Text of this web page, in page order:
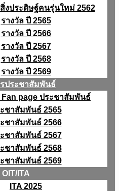
งประดิษฐ์คนรุ่นใหม่ 2562
รางวัล ปี 2565
รางวัล ปี 2566
รางวัล ปี 2567
รางวัล ปี 2568
รางวัล ปี 2569
ประชาสัมพันธ์
Fan page ประชาสัมพันธ์
ชาสัมพันธ์ 2565
ชาสัมพันธ์ 2566
ชาสัมพันธ์ 2567
ชาสัมพันธ์ 2568
ชาสัมพันธ์ 2569
OIT/ITA
ITA 2025